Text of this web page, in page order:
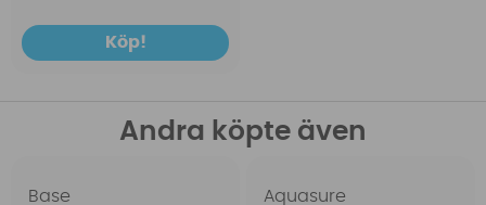
Köp!
Andra köpte även
Base Aquasure